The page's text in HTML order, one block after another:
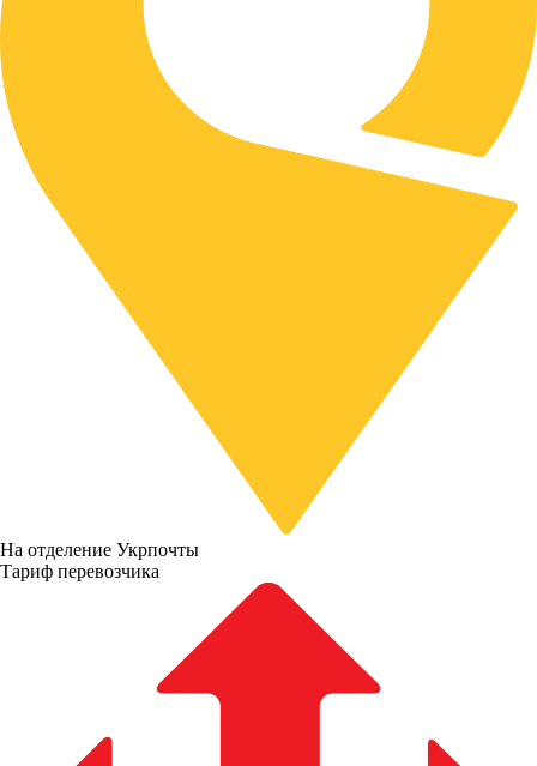
На отделение Укрпочты
Тариф перевозчика